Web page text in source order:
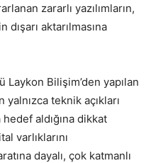
zararlı yazılımların,
aktarılmasına
Bilişim’den yapılan
teknik açıkları
hedef aldığına dikkat
varlıklarını
dayalı, çok katmanlı